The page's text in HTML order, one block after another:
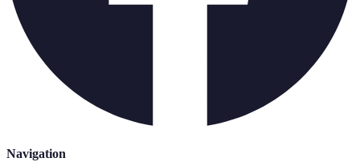
Navigation